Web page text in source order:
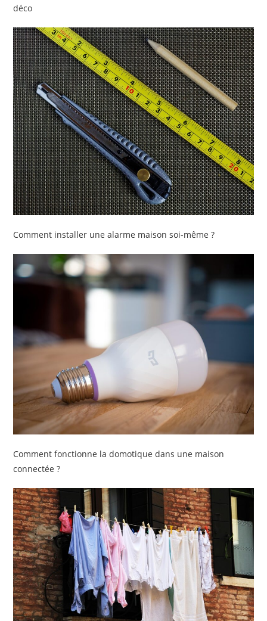
déco
Comment installer une alarme maison soi-même ?
Comment fonctionne la domotique dans une maison
connectée ?